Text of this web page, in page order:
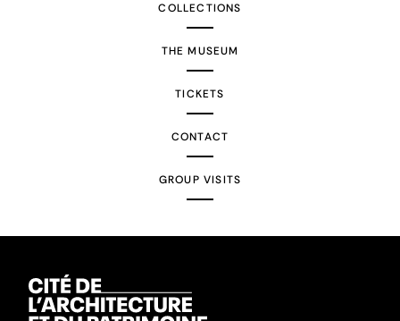
COLLECTIONS
THE MUSEUM
TICKETS
CONTACT
GROUP VISITS